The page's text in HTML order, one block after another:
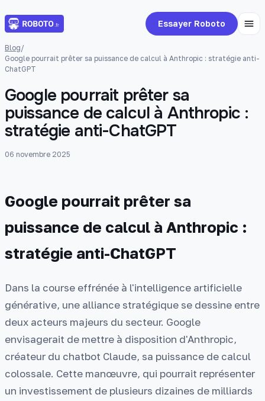
Essayer Roboto
Blog/
Google pourrait prêter sa puissance de calcul à Anthropic : stratégie anti-
ChatGPT
Google pourrait prêter sa
puissance de calcul à Anthropic :
stratégie anti-ChatGPT
06 novembre 2025
Google pourrait prêter sa
puissance de calcul à Anthropic :
stratégie anti-ChatGPT
Dans la course effrénée à l'intelligence artificielle
générative, une alliance stratégique se dessine entre
deux acteurs majeurs du secteur. Google
envisagerait de mettre à disposition d'Anthropic,
créateur du chatbot Claude, sa puissance de calcul
colossale. Cette manœuvre, qui pourrait représenter
un investissement de plusieurs dizaines de milliards